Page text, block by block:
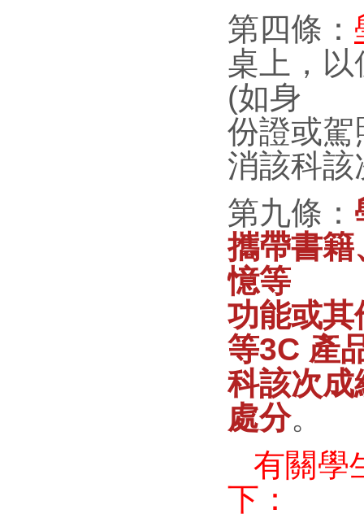
第四條：
桌上，
(如身
份證或駕
消該科
第九條：
攜帶書籍
憶等
功能或其
等3C 產
科該次成
處分。
有關學
下：